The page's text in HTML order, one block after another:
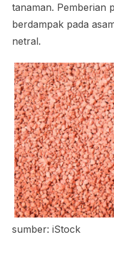
tanaman. Pemberian
berdampak pada
netral.
sumber: iStock